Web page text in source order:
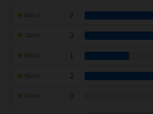
2
7点の人 3
1
2
0